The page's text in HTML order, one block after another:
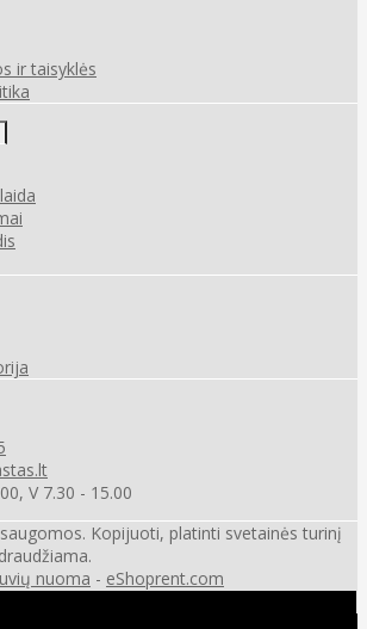
ir taisyklės
V 7.30 - 15.00
Kopijuoti, platinti svetainės turinį
nuoma - eShoprent.com